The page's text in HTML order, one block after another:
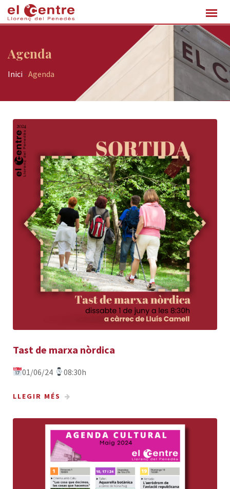
Agenda
Inici - Agenda
Tast de marxa nòrdica
01/06/24 08:30h
LLEGIR MÉS